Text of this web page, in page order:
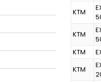
KTM
KTM
KTM
KTM